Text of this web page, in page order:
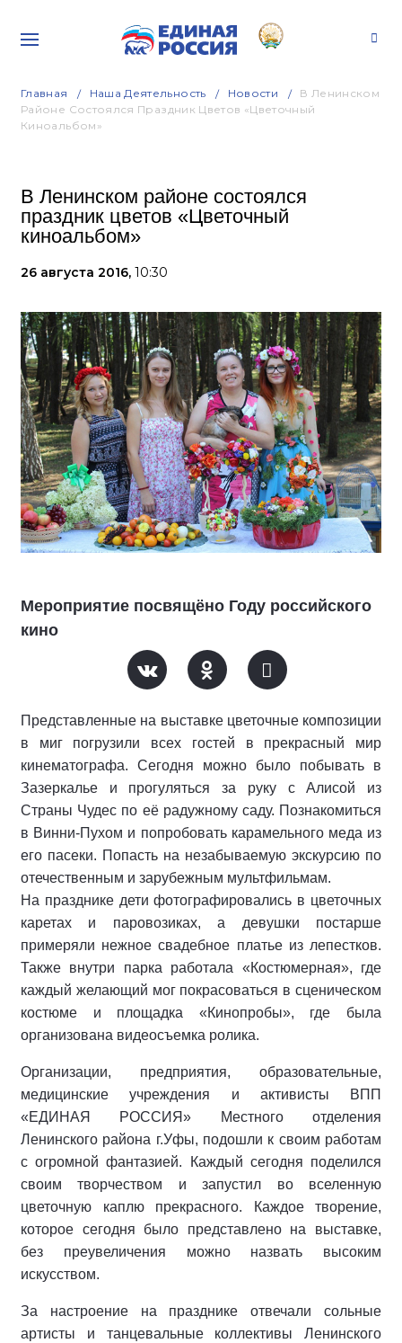
Главная Наша Деятельность Новости
В Ленинском
Районе Состоялся Праздник Цветов «Цветочный
Киноальбом»
В Ленинском районе состоялся
праздник цветов «Цветочный
киноальбом»
26 августа 2016, 10:30
Мероприятие посвящёно Году российского
кино
Представленные на выставке цветочные композиции
в миг погрузили всех гостей в прекрасный мир
кинематографа. Сегодня можно было побывать в
Зазеркалье и прогуляться за руку с Алисой из
Страны Чудес по её радужному саду. Познакомиться
в Винни-Пухом и попробовать карамельного меда из
его пасеки. Попасть на незабываемую экскурсию по
отечественным и зарубежным мультфильмам.
На празднике дети фотографировались в цветочных
каретах и паровозиках, а девушки постарше
примеряли нежное свадебное платье из лепестков.
Также внутри парка работала «Костюмерная», где
каждый желающий мог покрасоваться в сценическом
костюме и площадка «Кинопробы», где была
организована видеосъемка ролика.
Организации, предприятия, образовательные,
медицинские учреждения и активисты ВПП
«ЕДИНАЯ РОССИЯ» Местного отделения
Ленинского района г.Уфы, подошли к своим работам
с огромной фантазией. Каждый сегодня поделился
своим творчеством и запустил во вселенную
цветочную каплю прекрасного. Каждое творение,
которое сегодня было представлено на выставке,
без преувеличения можно назвать высоким
искусством.
За настроение на празднике отвечали сольные
артисты и танцевальные коллективы Ленинского